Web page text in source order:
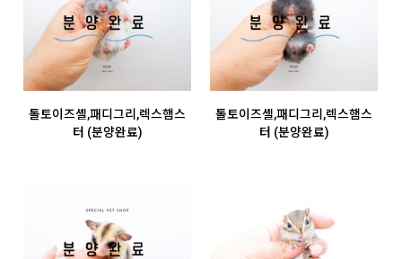
톨토이즈셸,패디그리,렉스햄스
터 (분양완료)
톨토이즈셸,패디그리,렉스햄스
터 (분양완료)